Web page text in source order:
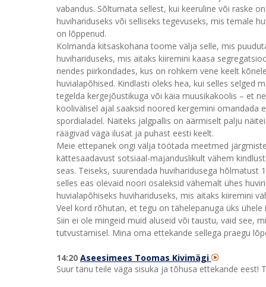
vabandus. Sõltumata sellest, kui keeruline või raske
huvihariduseks või selliseks tegevuseks, mis temale
on lõppenud.
Kolmanda kitsaskohana toome välja selle, mis
huvihariduseks, mis aitaks kiiremini kaasa
nendes piirkondades, kus on rohkem vene keelt
huvialapõhised. Kindlasti oleks hea, kui selles selged
tegelda kergejõustikuga või käia muusikakoolis – et
koolivälisel ajal saaksid noored kergemini
spordialadel. Näiteks jalgpallis on äärmiselt palju
räägivad väga ilusat ja puhast eesti keelt.
Meie ettepanek ongi välja töötada meetmed
kättesaadavust sotsiaal-majanduslikult vähem
seas. Teiseks, suurendada huviharidusega
selles eas olevaid noori osaleksid vähemalt ühes
huvialapõhiseks huvihariduseks, mis aitaks kiiremini
Veel kord rõhutan, et tegu on tähelepanuga üks
Siin ei ole mingeid muid aluseid või taustu, vaid see,
tutvustamisel. Mina oma ettekande sellega praegu
14:20 Aseesimees Toomas Kivimägi
Suur tänu teile väga sisuka ja tõhusa ettekande eest!